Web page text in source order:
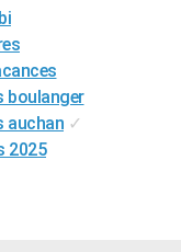
boulanger
auchan ✓
2025